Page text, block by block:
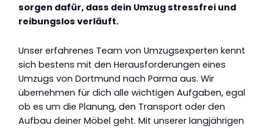
sorgen dafür, dass dein Umzug stressfrei und
reibungslos verläuft.
Unser erfahrenes Team von Umzugsexperten kennt
sich bestens mit den Herausforderungen eines
Umzugs von Dortmund nach Parma aus. Wir
übernehmen für dich alle wichtigen Aufgaben, egal
ob es um die Planung, den Transport oder den
Aufbau deiner Möbel geht. Mit unserer langjährigen